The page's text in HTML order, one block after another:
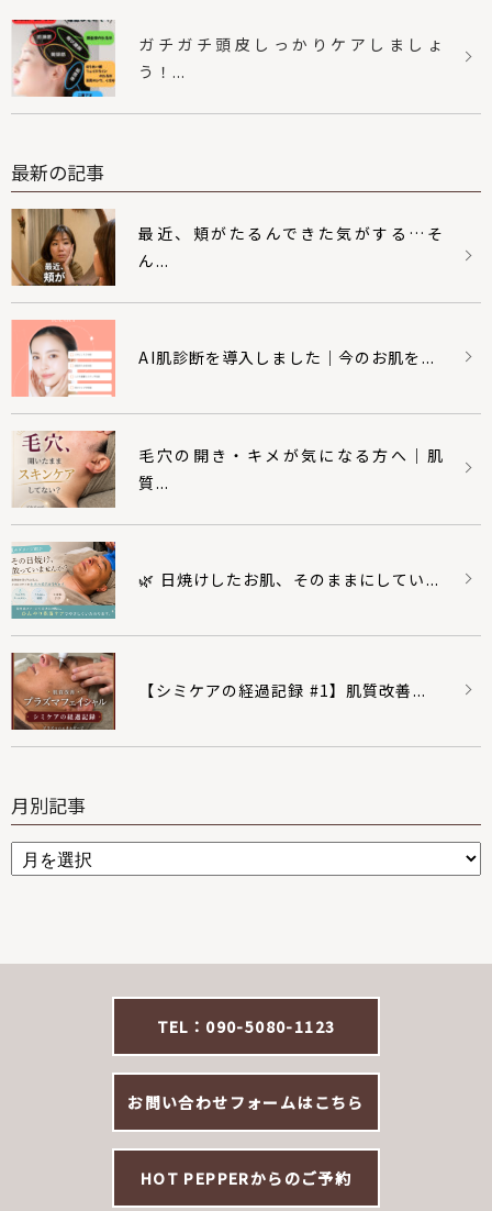
ガチガチ頭皮しっかりケアしましょ
う！...
最新の記事
最近、頬がたるんできた気がする…そ
ん...
AI肌診断を導入しました｜今のお肌を...
毛穴の開き・キメが気になる方へ｜肌
質...
🌿 日焼けしたお肌、そのままにしてい...
【シミケアの経過記録 #1】肌質改善...
月別記事
TEL：090-5080-1123
お問い合わせフォームはこちら
HOT PEPPERからのご予約